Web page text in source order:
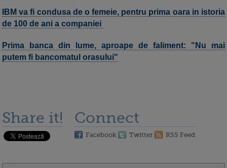
IBM va fi condusa de o femeie, pentru prima oara in istoria
de 100 de ani a companiei
Prima banca din lume, aproape de faliment: "Nu mai
putem fi bancomatul orasului"
Share it! Connect
Facebook Twitter RSS Feed